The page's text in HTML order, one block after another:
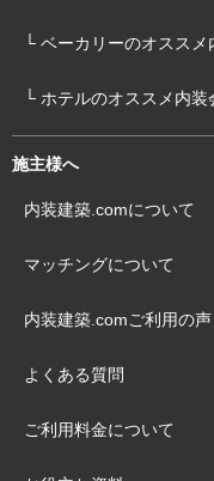
└ ベーカリーのオススメ
└ ホテルのオススメ内装
施主様へ
内装建築.comについて
マッチングについて
内装建築.comご利用の声
よくある質問
ご利用料金について